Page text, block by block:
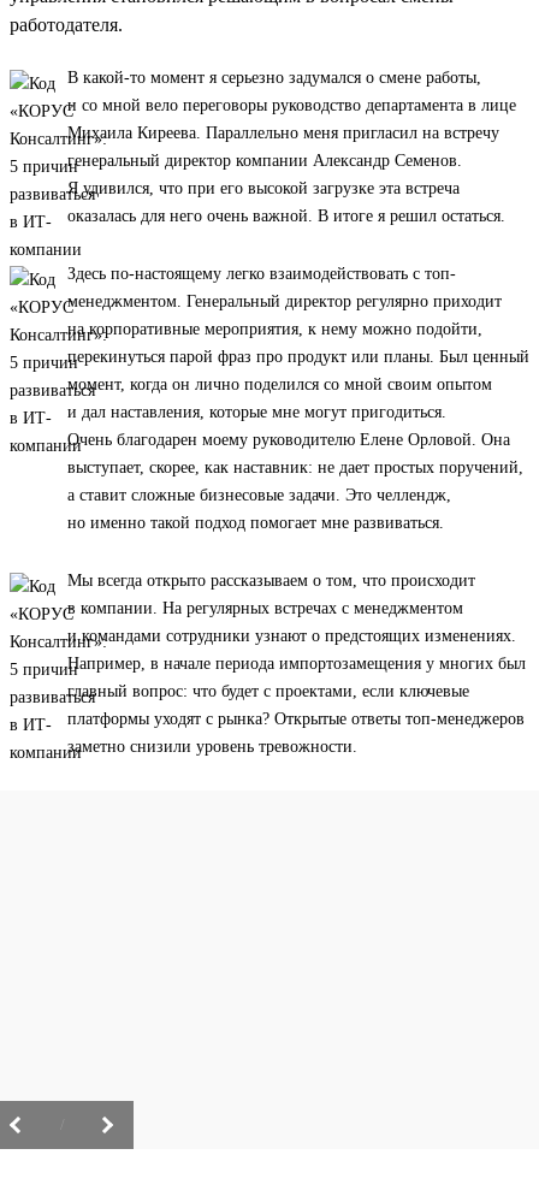
работодателя.
В какой-то момент я серьезно задумался о смене работы,
и со мной вело переговоры руководство департамента в лице
Михаила Киреева. Параллельно меня пригласил на встречу
генеральный директор компании Александр Семенов.
Я удивился, что при его высокой загрузке эта встреча
оказалась для него очень важной. В итоге я решил остаться.
Здесь по-настоящему легко взаимодействовать с топ-
менеджментом. Генеральный директор регулярно приходит
на корпоративные мероприятия, к нему можно подойти,
перекинуться парой фраз про продукт или планы. Был ценный
момент, когда он лично поделился со мной своим опытом
и дал наставления, которые мне могут пригодиться.
Очень благодарен моему руководителю Елене Орловой. Она
выступает, скорее, как наставник: не дает простых поручений,
а ставит сложные бизнесовые задачи. Это челлендж,
но именно такой подход помогает мне развиваться.
Мы всегда открыто рассказываем о том, что происходит
в компании. На регулярных встречах с менеджментом
и командами сотрудники узнают о предстоящих изменениях.
Например, в начале периода импортозамещения у многих был
главный вопрос: что будет с проектами, если ключевые
платформы уходят с рынка? Открытые ответы топ-менеджеров
заметно снизили уровень тревожности.